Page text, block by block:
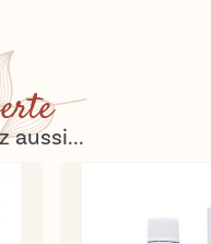
aussi...